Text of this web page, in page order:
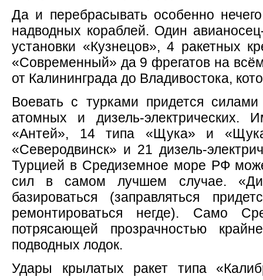
Да и перебрасывать особенно
надводных кораблей. Один
установки «Кузнецов», 4 ракетных
«Современный» да 9 фрегатов на всём
от Калининграда до Владивостока,
Воевать с турками придется
атомных и дизель-электрических.
«Антей», 14 типа «Щука» и
«Северодвинск» и 21 дизель-
Турцией в Средиземное море РФ
сил в самом лучшем случае.
базироваться (заправляться
ремонтироваться негде). Само
потрясающей прозрачностью
подводных лодок.
Удары крылатых ракет типа